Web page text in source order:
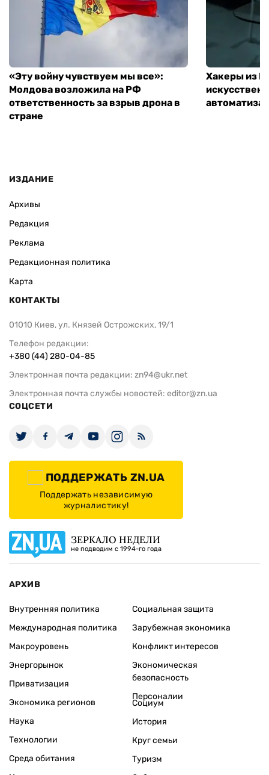
«Эту войну чувствуем мы все»:
Молдова возложила на РФ
ответственность за взрыв дрона в
стране
Хакеры из
ИЗДАНИЕ
Архивы
Редакция
Реклама
Редакционная политика
Карта
КОНТАКТЫ
01010 Киев, ул. Князей Острожских, 19/1
Телефон редакции:
+380 (44) 280-04-85
Электронная почта редакции: zn94@ukr.net
Электронная почта службы новостей: editor@zn.ua
СОЦСЕТИ
ПОДДЕРЖАТЬ ZN.UA
Поддержать независимую
журналистику!
ЗЕРКАЛО НЕДЕЛИ
не подводим с 1994-го года
АРХИВ
Внутренняя политика
Международная политика
Макроуровень
Энергорынок
Приватизация
Экономика регионов
Социальная защита
Зарубежная экономика
Конфликт интересов
Экономическая
безопасность
Персоналии
Наука
Технологии
Среда обитания
Социум
История
Круг семьи
Туризм